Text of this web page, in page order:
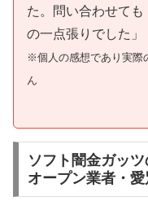
た。問い合わせても
の一点張りでした」
※個人の感想であり実際
ん
ソフト闇金ガッ
オープン業者・愛